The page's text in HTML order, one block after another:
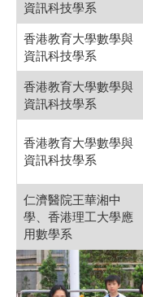
資訊科技學系
香港教育大學數學與
資訊科技學系
香港教育大學數學與
資訊科技學系
香港教育大學數學與
資訊科技學系
仁濟醫院王華湘中
學、香港理工大學應
用數學系